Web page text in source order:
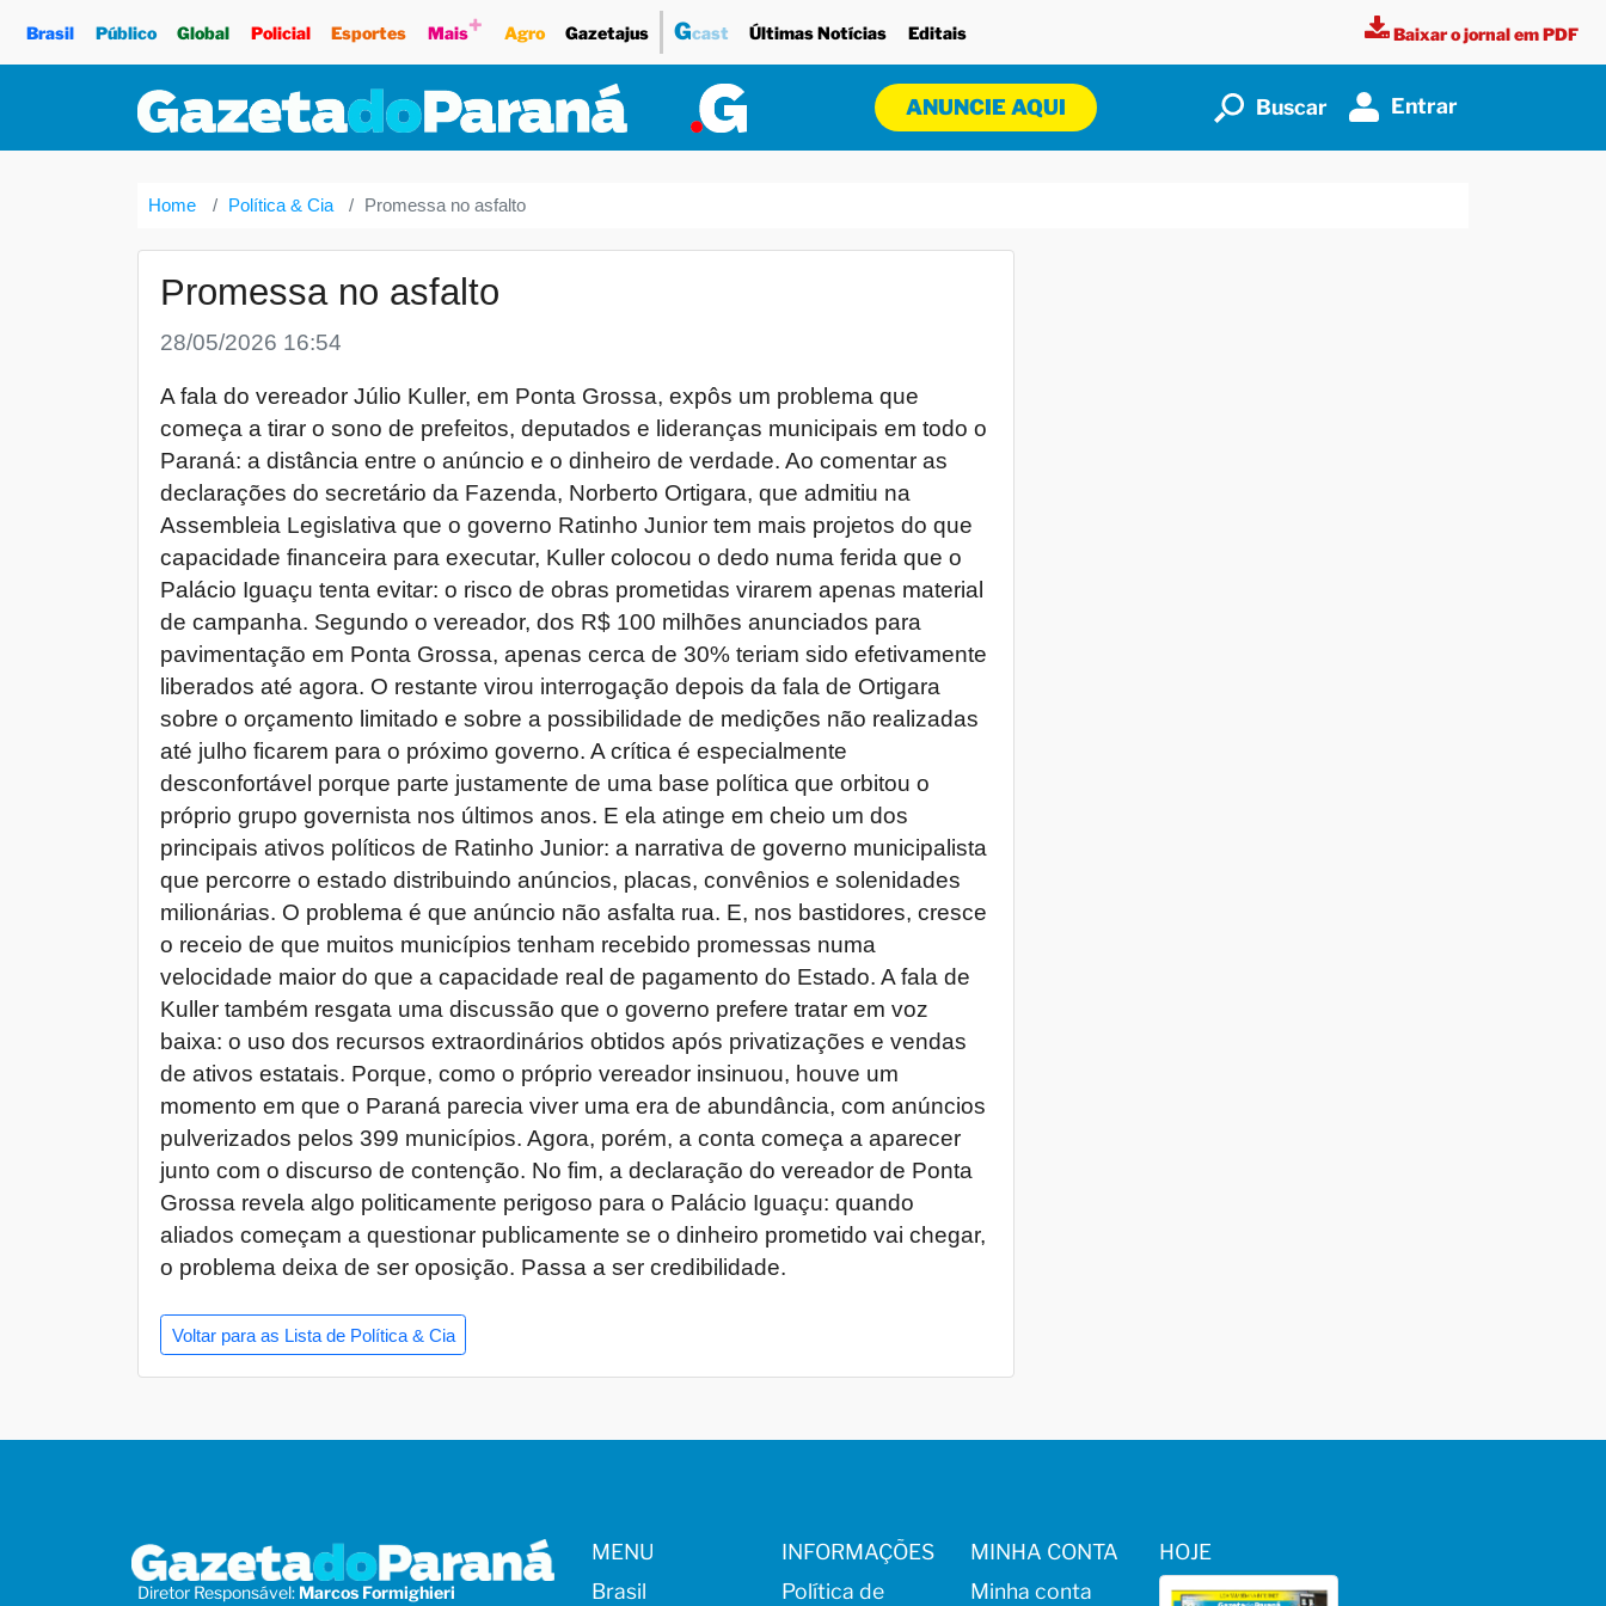
Brasil Público Global Policial Esportes Mais+ Agro Gazetajus Gcast Últimas Notícias Editais Baixar o jornal em PDF
ANUNCIE AQUI Buscar Entrar
Home Política & Cia Promessa no asfalto
Promessa no asfalto
28/05/2026 16:54
A fala do vereador Júlio Kuller, em Ponta Grossa, expôs um problema que
começa a tirar o sono de prefeitos, deputados e lideranças municipais em todo o
Paraná: a distância entre o anúncio e o dinheiro de verdade. Ao comentar as
declarações do secretário da Fazenda, Norberto Ortigara, que admitiu na
Assembleia Legislativa que o governo Ratinho Junior tem mais projetos do que
capacidade financeira para executar, Kuller colocou o dedo numa ferida que o
Palácio Iguaçu tenta evitar: o risco de obras prometidas virarem apenas material
de campanha. Segundo o vereador, dos R$ 100 milhões anunciados para
pavimentação em Ponta Grossa, apenas cerca de 30% teriam sido efetivamente
liberados até agora. O restante virou interrogação depois da fala de Ortigara
sobre o orçamento limitado e sobre a possibilidade de medições não realizadas
até julho ficarem para o próximo governo. A crítica é especialmente
desconfortável porque parte justamente de uma base política que orbitou o
próprio grupo governista nos últimos anos. E ela atinge em cheio um dos
principais ativos políticos de Ratinho Junior: a narrativa de governo municipalista
que percorre o estado distribuindo anúncios, placas, convênios e solenidades
milionárias. O problema é que anúncio não asfalta rua. E, nos bastidores, cresce
o receio de que muitos municípios tenham recebido promessas numa
velocidade maior do que a capacidade real de pagamento do Estado. A fala de
Kuller também resgata uma discussão que o governo prefere tratar em voz
baixa: o uso dos recursos extraordinários obtidos após privatizações e vendas
de ativos estatais. Porque, como o próprio vereador insinuou, houve um
momento em que o Paraná parecia viver uma era de abundância, com anúncios
pulverizados pelos 399 municípios. Agora, porém, a conta começa a aparecer
junto com o discurso de contenção. No fim, a declaração do vereador de Ponta
Grossa revela algo politicamente perigoso para o Palácio Iguaçu: quando
aliados começam a questionar publicamente se o dinheiro prometido vai chegar,
o problema deixa de ser oposição. Passa a ser credibilidade.
Voltar para as Lista de Política & Cia
Diretor Responsável: Marcos Formighieri
MENU
Brasil
INFORMAÇÕES
Política de
MINHA CONTA
Minha conta
HOJE